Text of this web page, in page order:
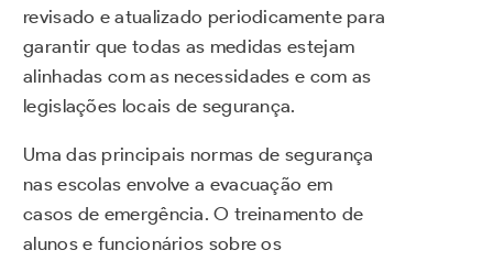
revisado e atualizado periodicamente para
garantir que todas as medidas estejam
alinhadas com as necessidades e com as
legislações locais de segurança.
Uma das principais normas de segurança
nas escolas envolve a evacuação em
casos de emergência. O treinamento de
alunos e funcionários sobre os